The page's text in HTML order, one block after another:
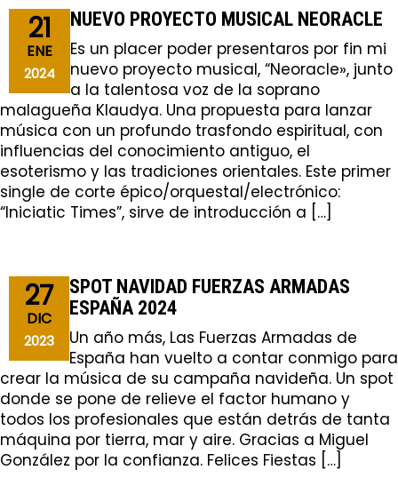
21
ENE
2024
NUEVO PROYECTO MUSICAL NEORACLE
Es un placer poder presentaros por fin mi
nuevo proyecto musical, “Neoracle», junto
a la talentosa voz de la soprano
malagueña Klaudya. Una propuesta para lanzar
música con un profundo trasfondo espiritual, con
influencias del conocimiento antiguo, el
esoterismo y las tradiciones orientales. Este primer
single de corte épico/orquestal/electrónico:
“Iniciatic Times”, sirve de introducción a […]
27
DIC
2023
SPOT NAVIDAD FUERZAS ARMADAS
ESPAÑA 2024
Un año más, Las Fuerzas Armadas de
España han vuelto a contar conmigo para
crear la música de su campaña navideña. Un spot
donde se pone de relieve el factor humano y
todos los profesionales que están detrás de tanta
máquina por tierra, mar y aire. Gracias a Miguel
González por la confianza. Felices Fiestas […]